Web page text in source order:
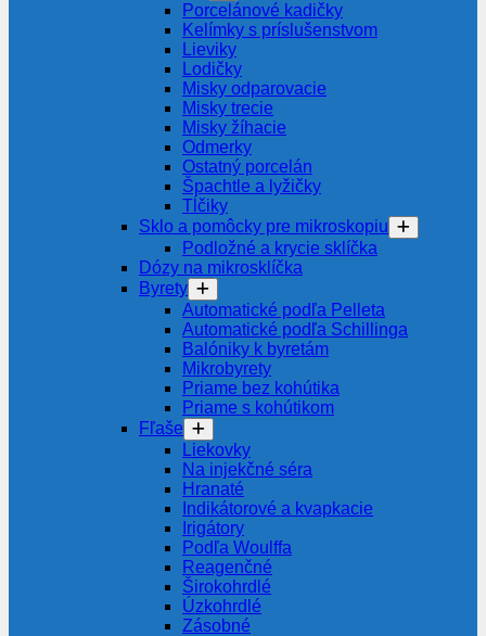
Porcelánové kadičky
Kelímky s príslušenstvom
Lieviky
Lodičky
Misky odparovacie
Misky trecie
Misky žíhacie
Odmerky
Ostatný porcelán
Špachtle a lyžičky
Tĺčiky
Sklo a pomôcky pre mikroskopiu
Podložné a krycie sklíčka
Dózy na mikrosklíčka
Byrety
Automatické podľa Pelleta
Automatické podľa Schillinga
Balóniky k byretám
Mikrobyrety
Priame bez kohútika
Priame s kohútikom
Fľaše
Liekovky
Na injekčné séra
Hranaté
Indikátorové a kvapkacie
Irigátory
Podľa Woulffa
Reagenčné
Širokohrdlé
Úzkohrdlé
Zásobné